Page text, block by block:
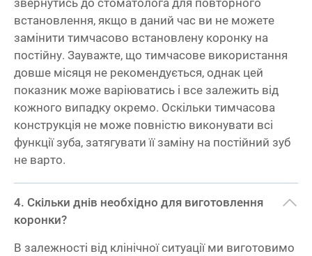
звернутись до стоматолога для повторного
встановлення, якщо в даний час ви не можете
замінити тимчасово встановлену коронку на
постійну. Зауважте, що тимчасове використання
довше місяця не рекомендується, однак цей
показник може варіюватись і все залежить від
кожного випадку окремо. Оскільки тимчасова
конструкція не може повністю виконувати всі
функції зуба, затягувати її заміну на постійний зуб
не варто.
Скільки днів необхідно для виготовлення
коронки?
В залежності від клінічної ситуації ми виготовимо